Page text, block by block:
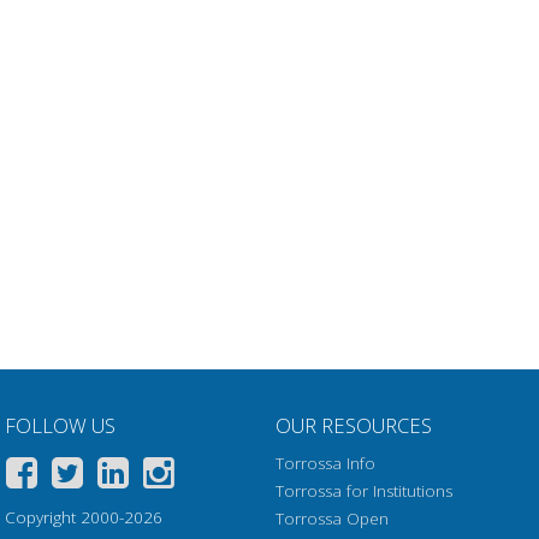
FOLLOW US
Copyright 2000-2026
OUR RESOURCES
Torrossa Info
Torrossa for Institutions
Torrossa Open